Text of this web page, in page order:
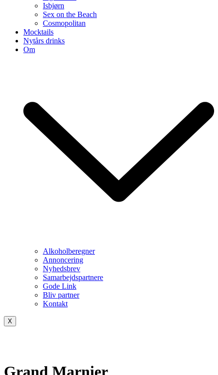
Isbjørn
Sex on the Beach
Cosmopolitan
Mocktails
Nytårs drinks
Om
Alkoholberegner
Annoncering
Nyhedsbrev
Samarbejdspartnere
Gode Link
Bliv partner
Kontakt
X